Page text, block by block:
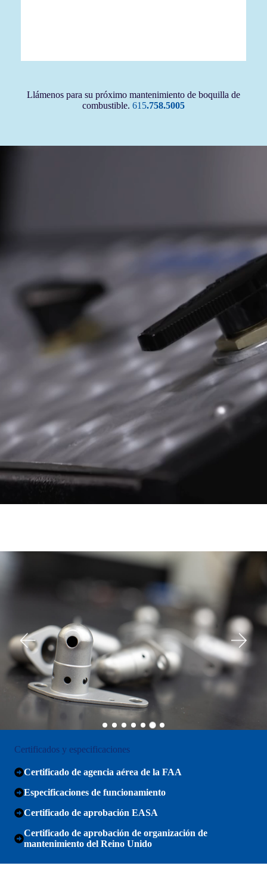
Llámenos para su próximo mantenimiento de boquilla de
combustible. 615.758.5005
Certificados y especificaciones
Certificado de agencia aérea de la FAA
Especificaciones de funcionamiento
Certificado de aprobación EASA
Certificado de aprobación de organización de
mantenimiento del Reino Unido